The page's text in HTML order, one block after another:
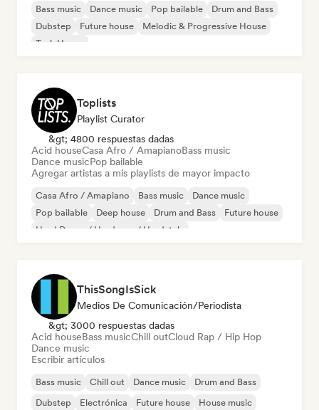
Bass music Dance music Pop bailable
Drum and Bass
Dubstep
Future house
Melodic & Progressive House
Tech House
Toplists
Playlist Curator
&gt; 4800 respuestas dadas
Acid houseCasa Afro / AmapianoBass music
Dance musicPop bailable
Agregar artistas a mis playlists de mayor impacto
Casa Afro / Amapiano Bass music
Dance music
Pop bailable
Deep house Drum and Bass
Future house
Hard Dance / Hardcore / Hardstyle
ThisSongIsSick
Medios De Comunicación/Periodista
&gt; 3000 respuestas dadas
Acid houseBass musicChill outCloud Rap / Hip Hop
Dance music
Escribir artículos
Bass music Chill out Dance music
Drum and Bass
Dubstep
Electrónica Future house House music